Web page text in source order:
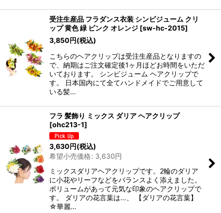
受注生産品 フラダンス衣装 シンビジューム クリ
ップ 黄色 緑 ピンク オレンジ [sw-hc-2015]
3,850円(税込)
こちらのヘアクリップは受注生産品となりますの
で、納期はご注文確定後1ヶ月ほどお時間をいただ
いております。 シンビジューム ヘアクリップで
す。 日本国内にて全てハンドメイドでご用意して
いる髪…
フラ 髪飾り ミックス ダリア ヘアクリップ
[ohc213-1]
3,630円(税込)
希望小売価格: 3,630円
ミックスダリアヘアクリップです。2輪のダリア
に小花やリーフなどをバランスよく添えました。
ボリュームがあって元気な印象のヘアクリップで
す。 ダリアの花言葉は…、 【ダリアの花言葉】
☆華麗…